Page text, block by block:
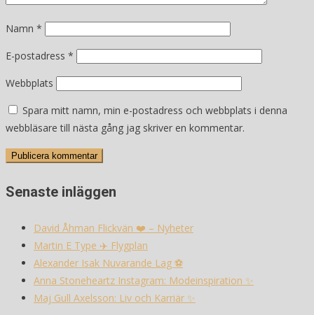
Namn *
E-postadress *
Webbplats
Spara mitt namn, min e-postadress och webbplats i denna
webbläsare till nästa gång jag skriver en kommentar.
Senaste inläggen
David Åhman Flickvän ❤️ – Nyheter
Martin E Type ✈️ Flygplan
Alexander Isak Nuvarande Lag ⚽️
Anna Stoneheartz Instagram: Modeinspiration ✨
Maj Gull Axelsson: Liv och Karriär ✨